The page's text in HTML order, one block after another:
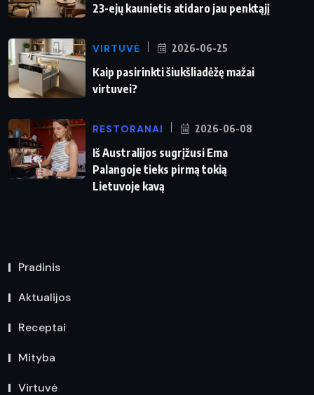
23-ejų kaunietis atidaro jau penktąjį
VIRTUVĖ 2026-06-25
Kaip pasirinkti šiukšliadėžę mažai
virtuvei?
RESTORANAI 2026-06-08
Iš Australijos sugrįžusi Ema
Palangoje tieks pirmą tokią
Lietuvoje kavą
Pradinis
Aktualijos
Receptai
Mityba
Virtuvė